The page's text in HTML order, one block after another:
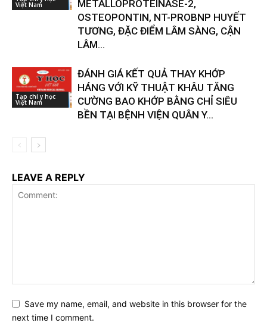
Việt Nam
METALLOPROTEINASE-2,
OSTEOPONTIN, NT-PROBNP HUYẾT
TƯƠNG, ĐẶC ĐIỂM LÂM SÀNG, CẬN
LÂM...
Tạp chí y học
Việt Nam
ĐÁNH GIÁ KẾT QUẢ THAY KHỚP
HÁNG VỚI KỸ THUẬT KHÂU TĂNG
CƯỜNG BAO KHỚP BẰNG CHỈ SIÊU
BỀN TẠI BỆNH VIỆN QUÂN Y...
LEAVE A REPLY
Save my name, email, and website in this browser for the
next time I comment.